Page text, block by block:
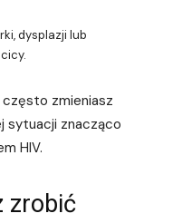
dysplazji lub
zmieniasz
sytuacji znacząco
HIV.
zrobić